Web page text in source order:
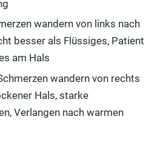
wandern von links nach
besser als Flüssiges, Patient
am Hals
wandern von rechts
Hals, starke
Verlangen nach warmen